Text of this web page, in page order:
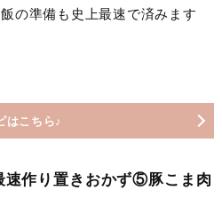
の準備も史上最速で済みます
はこちら♪
速作り置きおかず⑤豚こま肉